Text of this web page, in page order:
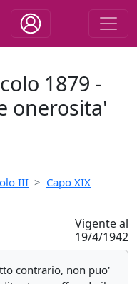
1879 -
onerosita'
III
Capo XIX
Vigente al
19/4/1942
contrario, non puo'